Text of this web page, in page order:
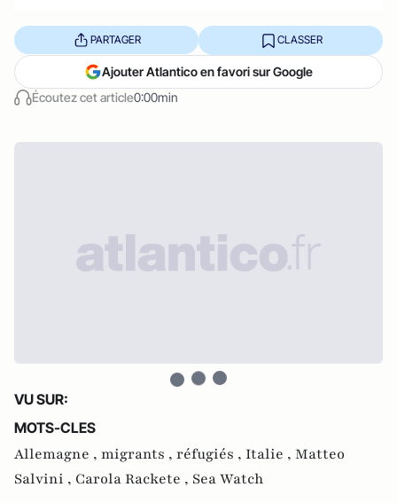
Écoutez cet article0:00min
PARTAGER CLASSER
Ajouter Atlantico en favori sur Google
VU SUR:
MOTS-CLES
Allemagne , migrants , réfugiés , Italie , Matteo
Salvini , Carola Rackete , Sea Watch